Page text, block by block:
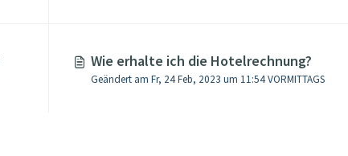
Wie erhalte ich die Hotelrechnung?
Geändert am Fr, 24 Feb, 2023 um 11:54 VORMITTAGS